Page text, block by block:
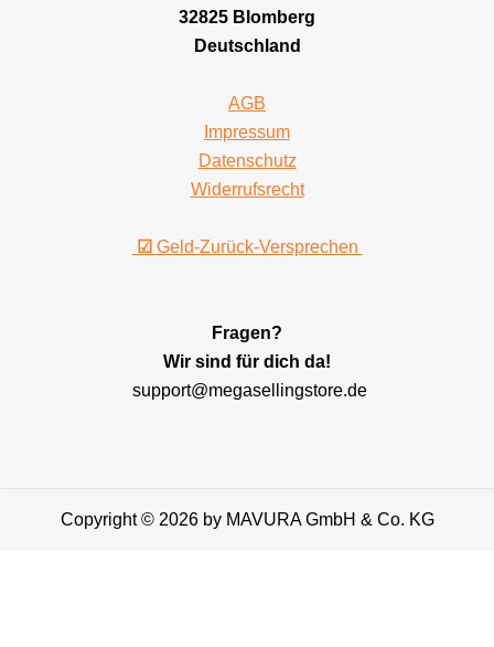
32825 Blomberg
Deutschland
AGB
Impressum
Datenschutz
Widerrufsrecht
☑ Geld-Zurück-Versprechen
Fragen?
Wir sind für dich da!
support@megasellingstore.de
Copyright © 2026 by MAVURA GmbH & Co. KG